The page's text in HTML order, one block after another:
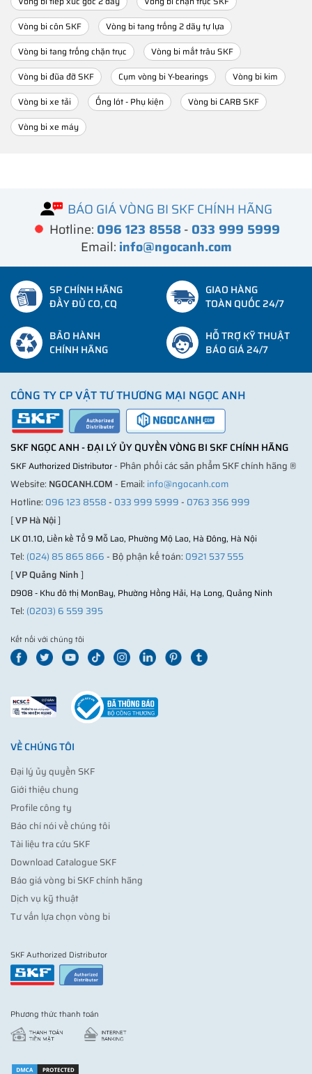
Vòng bi côn SKF
Vòng bi tang trống 2 dãy tự lựa
Vòng bi tang trống chặn trục
Vòng bi mắt trâu SKF
Vòng bi đũa đỡ SKF
Cụm vòng bi Y-bearings
Vòng bi kim
Vòng bi xe tải
Ống lót - Phụ kiện
Vòng bi CARB SKF
Vòng bi xe máy
BÁO GIÁ VÒNG BI SKF CHÍNH HÃNG
Hotline: 096 123 8558- 033 999 5999
Email: info@ngocanh.com
SP CHÍNH HÃNG
ĐẦY ĐỦ CO, CQ
GIAO HÀNG
TOÀN QUỐC 24/7
BẢO HÀNH
CHÍNH HÃNG
HỖ TRỢ KỸ THUẬT
BÁO GIÁ 24/7
CÔNG TY CP VẬT TƯ THƯƠNG MẠI NGỌC ANH
SKF NGỌC ANH - ĐẠI LÝ ỦY QUYỀN VÒNG BI SKF CHÍNH HÃNG
SKF Authorized Distributor- Phân phối các sản phẩm SKF chính hãng ®
Website: NGOCANH.COM- Email: info@ngocanh.com
Hotline: 096 123 8558- 033 999 5999- 0763 356 999
[VP Hà Nội]
LK 01.10, Liền kề Tổ 9 Mỗ Lao, Phường Mộ Lao, Hà Đông, Hà Nội
Tel: (024) 85 865 866- Bộ phận kế toán: 0921 537 555
[VP Quảng Ninh]
D908 - Khu đô thị MonBay, Phường Hồng Hải, Hạ Long, Quảng Ninh
Tel: (0203) 6 559 395
Kết nối với chúng tôi
VỀ CHÚNG TÔI
Đại lý ủy quyền SKF
Giới thiệu chung
Profile công ty
Báo chí nói về chúng tôi
Tài liệu tra cứu SKF
Download Catalogue SKF
Báo giá vòng bi SKF chính hãng
Dịch vụ kỹ thuật
Tư vấn lựa chọn vòng bi
SKF Authorized Distributor
Phương thức thanh toán